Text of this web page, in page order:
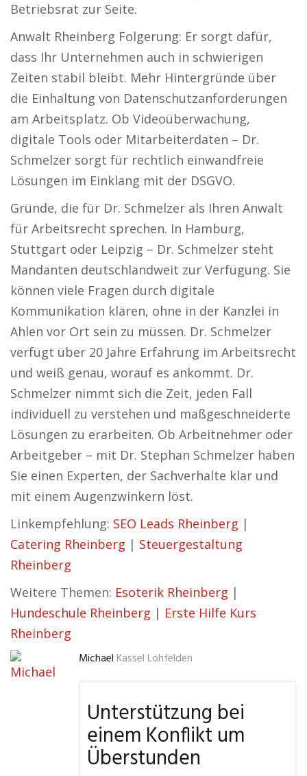
Betriebsrat zur Seite.
Anwalt Rheinberg Folgerung: Er sorgt dafür,
dass Ihr Unternehmen auch in schwierigen
Zeiten stabil bleibt. Mehr Hintergründe über
die Einhaltung von Datenschutzanforderungen
am Arbeitsplatz. Ob Videoüberwachung,
digitale Tools oder Mitarbeiterdaten – Dr.
Schmelzer sorgt für rechtlich einwandfreie
Lösungen im Einklang mit der DSGVO.
Gründe, die für Dr. Schmelzer als Ihren Anwalt
für Arbeitsrecht sprechen. In Hamburg,
Stuttgart oder Leipzig – Dr. Schmelzer steht
Mandanten deutschlandweit zur Verfügung. Sie
können viele Fragen durch digitale
Kommunikation klären, ohne in der Kanzlei in
Ahlen vor Ort sein zu müssen. Dr. Schmelzer
verfügt über 20 Jahre Erfahrung im Arbeitsrecht
und weiß genau, worauf es ankommt. Dr.
Schmelzer nimmt sich die Zeit, jeden Fall
individuell zu verstehen und maßgeschneiderte
Lösungen zu erarbeiten. Ob Arbeitnehmer oder
Arbeitgeber – mit Dr. Stephan Schmelzer haben
Sie einen Experten, der Sachverhalte klar und
mit einem Augenzwinkern löst.
Linkempfehlung: SEO Leads Rheinberg |
Catering Rheinberg | Steuergestaltung
Rheinberg
Weitere Themen: Esoterik Rheinberg |
Hundeschule Rheinberg | Erste Hilfe Kurs
Rheinberg
Michael Kassel Lohfelden
Unterstützung bei
einem Konflikt um
Überstunden